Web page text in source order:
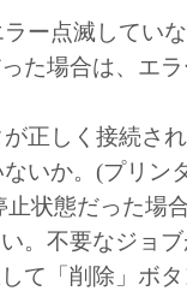
、本ソフトウ
接に輸出しては
ー点滅してい
た場合は、エ
正しく接続さ
いか。(プリン
止状態だった場
。不要なジョ
て「削除」ボ